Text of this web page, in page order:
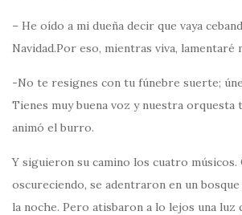
– He oído a mi dueña decir que vaya
Navidad.Por eso, mientras viva,
-No te resignes con tu fúnebre suerte;
Tienes muy buena voz y nuestra orquesta
animó el burro.
Y siguieron su camino los cuatro músicos.
oscureciendo, se adentraron en un
la noche. Pero atisbaron a lo lejos una luz